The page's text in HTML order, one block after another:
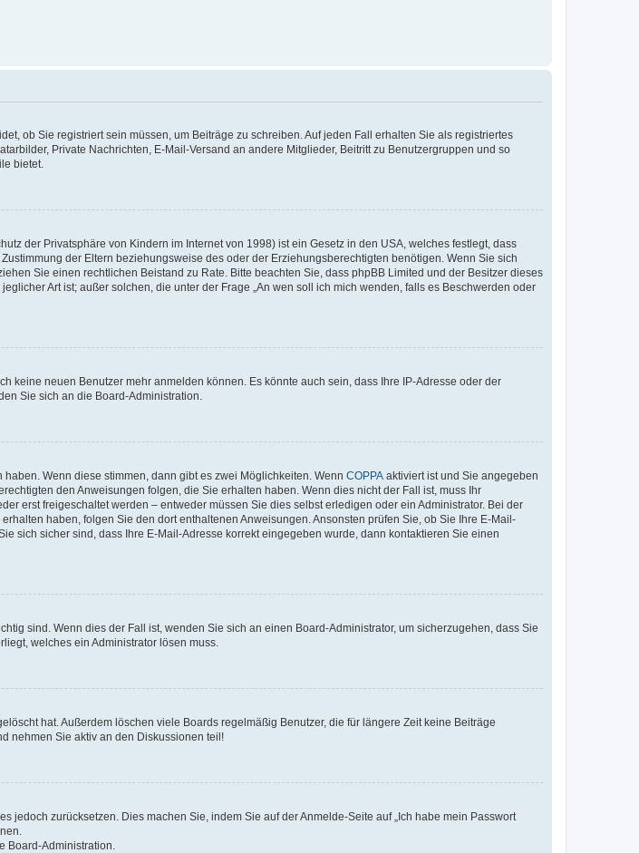
ob Sie registriert sein müssen, um Beiträge zu schreiben. Auf jeden Fall erhalten Sie als registriertes
Private Nachrichten, E-Mail-Versand an andere Mitglieder, Beitritt zu Benutzergruppen und so
bietet.
der Privatsphäre von Kindern im Internet von 1998) ist ein Gesetz in den USA, welches festlegt, dass
der Eltern beziehungsweise des oder der Erziehungsberechtigten benötigen. Wenn Sie sich
Sie einen rechtlichen Beistand zu Rate. Bitte beachten Sie, dass phpBB Limited und der Besitzer dieses
Art ist; außer solchen, die unter der Frage „An wen soll ich mich wenden, falls es Beschwerden oder
keine neuen Benutzer mehr anmelden können. Es könnte auch sein, dass Ihre IP-Adresse oder der
Sie sich an die Board-Administration.
Wenn diese stimmen, dann gibt es zwei Möglichkeiten. Wenn COPPA aktiviert ist und Sie angegeben
den Anweisungen folgen, die Sie erhalten haben. Wenn dies nicht der Fall ist, muss Ihr
erst freigeschaltet werden – entweder müssen Sie dies selbst erledigen oder ein Administrator. Bei der
haben, folgen Sie den dort enthaltenen Anweisungen. Ansonsten prüfen Sie, ob Sie Ihre E-Mail-
sich sicher sind, dass Ihre E-Mail-Adresse korrekt eingegeben wurde, dann kontaktieren Sie einen
sind. Wenn dies der Fall ist, wenden Sie sich an einen Board-Administrator, um sicherzugehen, dass Sie
welches ein Administrator lösen muss.
hat. Außerdem löschen viele Boards regelmäßig Benutzer, die für längere Zeit keine Beiträge
nehmen Sie aktiv an den Diskussionen teil!
jedoch zurücksetzen. Dies machen Sie, indem Sie auf der Anmelde-Seite auf „Ich habe mein Passwort
Board-Administration.